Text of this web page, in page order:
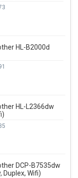
HL-B2000d
HL-L2366dw
DCP-B7535dw
Duplex, Wifi)